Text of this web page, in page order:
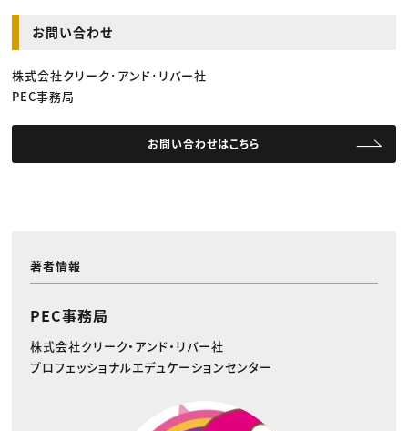
お問い合わせ
株式会社クリーク･アンド･リバー社
PEC事務局
お問い合わせはこちら
著者情報
PEC事務局
株式会社クリーク・アンド・リバー社
プロフェッショナルエデュケーションセンター